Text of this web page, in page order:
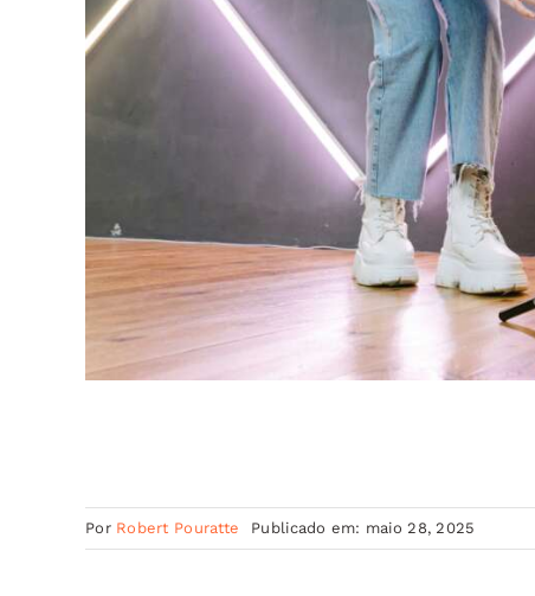
Por Robert Pouratte Publicado em: maio 28, 2025